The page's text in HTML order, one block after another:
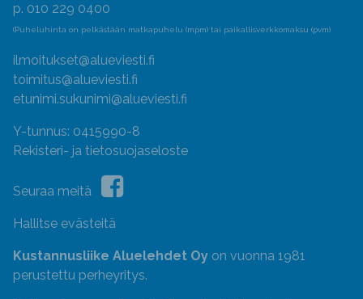
p. 010 229 0400
(Puheluhinta on pelkästään matkapuhelu (mpm) tai paikallisverkkomaksu (pvm)
ilmoitukset@alueviesti.fi
toimitus@alueviesti.fi
etunimi.sukunimi@alueviesti.fi
Y-tunnus: 0415990-8
Rekisteri- ja tietosuojaseloste
Seuraa meitä
Hallitse evästeitä
Kustannusliike Aluelehdet Oy on vuonna 1981
perustettu perheyritys.